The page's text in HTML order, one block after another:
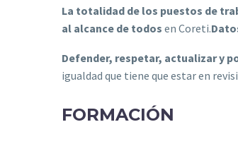
La totalidad de los puestos de
al alcance de todos en Coreti.
Defender, respetar, actualizar y
igualdad que tiene que estar en
FORMACIÓN